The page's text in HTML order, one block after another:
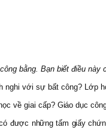
bằng. Bạn biết điều
nghi với sự bất công? Lớp
về giai cấp? Giáo dục
được những tấm giấy